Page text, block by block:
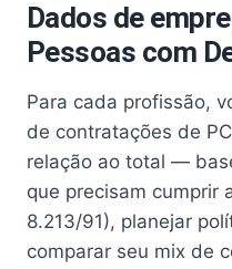
Dados de
Pessoas com
Para cada profissão,
de contratações de
relação ao total —
que precisam cumprir
8.213/91), planejar
comparar seu mix de